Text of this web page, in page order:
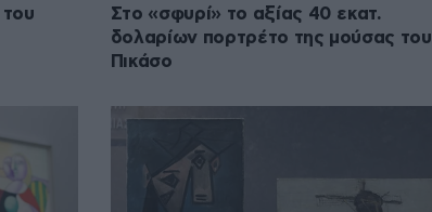
Στο «σφυρί» το αξίας 40 εκατ.
δολαρίων πορτρέτο της μούσας του
Πικάσο